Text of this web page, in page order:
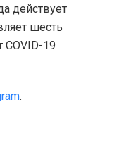
действует
шесть
COVID-19
.